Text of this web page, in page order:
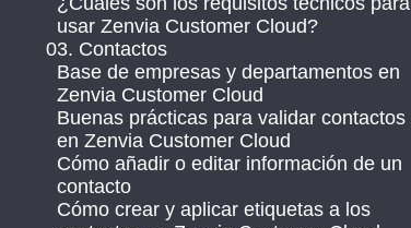
usar Zenvia Customer Cloud?
03. Contactos
Base de empresas y departamentos en
Zenvia Customer Cloud
Buenas prácticas para validar contactos
en Zenvia Customer Cloud
Cómo añadir o editar información de un
contacto
Cómo crear y aplicar etiquetas a los